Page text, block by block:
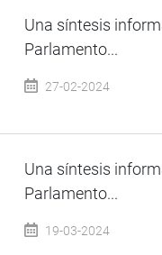
Una síntesis
Parlamento...
27-02-2024
Una síntesis
Parlamento...
19-03-2024